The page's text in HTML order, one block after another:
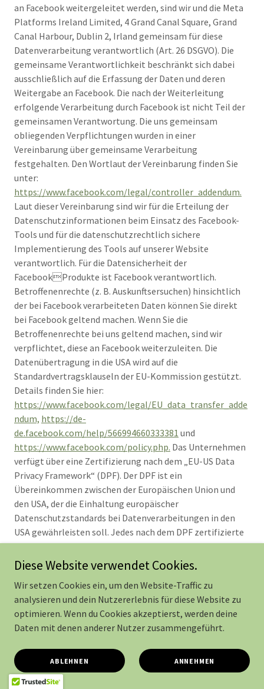
an Facebook weitergeleitet werden, sind wir und die Meta
Platforms Ireland Limited, 4 Grand Canal Square, Grand
Canal Harbour, Dublin 2, Irland gemeinsam für diese
Datenverarbeitung verantwortlich (Art. 26 DSGVO). Die
gemeinsame Verantwortlichkeit beschränkt sich dabei
ausschließlich auf die Erfassung der Daten und deren
Weitergabe an Facebook. Die nach der Weiterleitung
erfolgende Verarbeitung durch Facebook ist nicht Teil der
gemeinsamen Verantwortung. Die uns gemeinsam
obliegenden Verpflichtungen wurden in einer
Vereinbarung über gemeinsame Verarbeitung
festgehalten. Den Wortlaut der Vereinbarung finden Sie
unter:
https://www.facebook.com/legal/controller_addendum.
Laut dieser Vereinbarung sind wir für die Erteilung der
Datenschutzinformationen beim Einsatz des Facebook-
Tools und für die datenschutzrechtlich sichere
Implementierung des Tools auf unserer Website
verantwortlich. Für die Datensicherheit der
FacebookProdukte ist Facebook verantwortlich.
Betroffenenrechte (z. B. Auskunftsersuchen) hinsichtlich
der bei Facebook verarbeiteten Daten können Sie direkt
bei Facebook geltend machen. Wenn Sie die
Betroffenenrechte bei uns geltend machen, sind wir
verpflichtet, diese an Facebook weiterzuleiten. Die
Datenübertragung in die USA wird auf die
Standardvertragsklauseln der EU-Kommission gestützt.
Details finden Sie hier:
https://www.facebook.com/legal/EU_data_transfer_adde
ndum, https://de-
de.facebook.com/help/566994660333381 und
https://www.facebook.com/policy.php. Das Unternehmen
verfügt über eine Zertifizierung nach dem „EU-US Data
Privacy Framework“ (DPF). Der DPF ist ein
Übereinkommen zwischen der Europäischen Union und
den USA, der die Einhaltung europäischer
Datenschutzstandards bei Datenverarbeitungen in den
USA gewährleisten soll. Jedes nach dem DPF zertifizierte
Unternehmen verpflichtet sich, diese
Datenschutzstandards einzuhalten. Weitere
folgendem Link:
https://www.dataprivacyframework.gov/s/participant-
search/participantdetail?
contact=true&id=a2zt0000000GnywAAC&status=Active
Funktionen des Dienstes X (ehemals Twitter)
eingebunden. Diese Funktionen werden angeboten durch
Diese Website verwendet Cookies.
Wir setzen Cookies ein, um den Website-Traffic zu
analysieren und dein Nutzererlebnis für diese Website zu
optimieren. Wenn du Cookies akzeptierst, werden deine
Daten mit denen anderer Nutzer zusammengeführt.
ABLEHNEN ANNEHMEN